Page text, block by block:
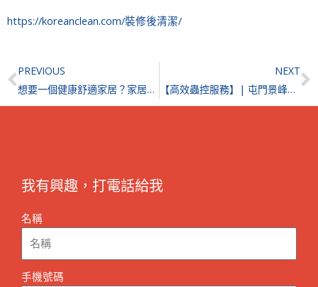
https://koreanclean.com/裝修後清潔/
Prev
PREVIOUS
想要一個健康舒適家居？家居五大致敏原及減少方法你要知！
NEXT
【高效蟲控服務】| 屯門景峰花園
我有興趣，打電話給我
名稱
手機號碼